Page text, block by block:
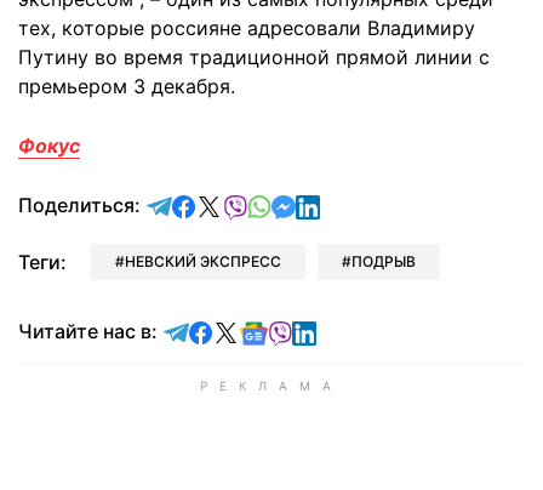
тех, которые россияне адресовали Владимиру
Путину во время традиционной прямой линии с
премьером 3 декабря.
Фокус
Поделиться: отправить в Telegram
поделиться в Facebook
поделиться в X
отправить в Viber
отправить в Whatsapp
отправить в Messenger
отправить в LinkedIn
Теги: НЕВСКИЙ ЭКСПРЕСС ПОДРЫВ
Читайте нас в: Читайте в Telegram
Читайте в Facebook
Читайте в X
Читайте в Google news
Читайте в Viber
Читайте в LinkedIn